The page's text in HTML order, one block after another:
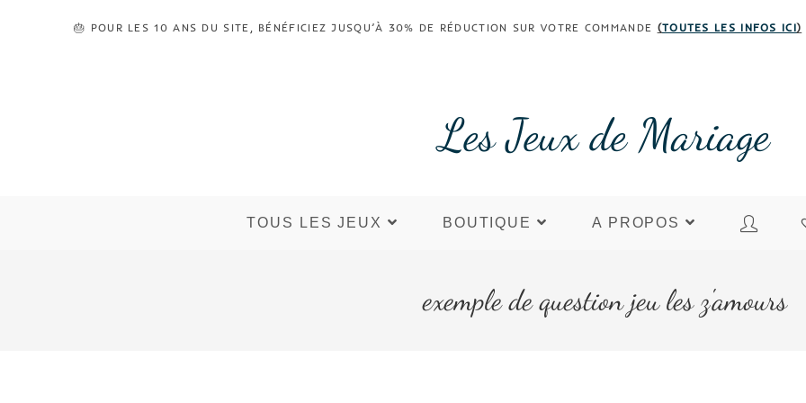
🎂 POUR LES 10 ANS DU SITE, BÉNÉFICIEZ JUSQU’À 30% DE RÉDUCTION SUR VOTRE COMMANDE (TOUTES LES INFOS ICI)
Les Jeux de Mariage
TOUS LES JEUX BOUTIQUE A PROPOS
exemple de question jeu les z'amours